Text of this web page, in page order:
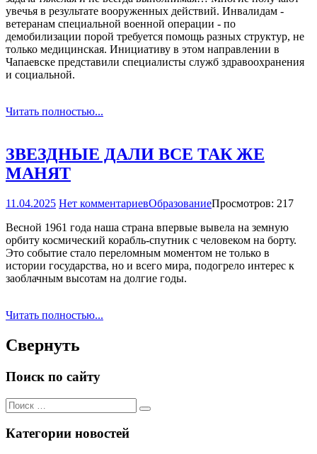
увечья в результате вооруженных действий. Инвалидам -
ветеранам специальной военной операции - по
демобилизации порой требуется помощь разных структур, не
только медицинская. Инициативу в этом направлении в
Чапаевске представили специалисты служб здравоохранения
и социальной.
Читать полностью...
ЗВЕЗДНЫЕ ДАЛИ ВСЕ ТАК ЖЕ
МАНЯТ
11.04.2025 Нет комментариевОбразованиеПросмотров: 217
Весной 1961 года наша страна впервые вывела на земную
орбиту космический корабль-спутник с человеком на борту.
Это событие стало переломным моментом не только в
истории государства, но и всего мира, подогрело интерес к
заоблачным высотам на долгие годы.
Читать полностью...
Свернуть
Поиск по сайту
Поиск
для:
Поиск
Категории новостей